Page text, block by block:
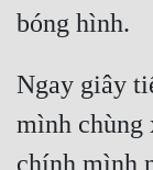
Ngay giây
mình chùng